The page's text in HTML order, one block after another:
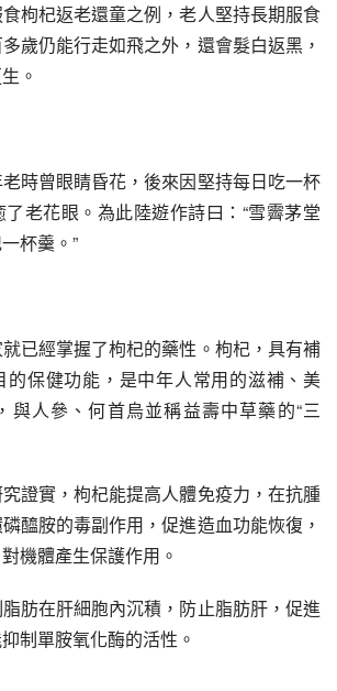
食枸杞返老還童之例，老人堅持長期服食
歲仍能行走如飛之外，還會髮白返黑，
。
時曾眼睛昏花，後來因堅持每日吃一杯
老花眼。為此陸遊作詩曰：“雪霽茅堂
杯羹。”
已經掌握了枸杞的藥性。枸杞，具有補
的保健功能，是中年人常用的滋補、美
與人參、何首烏並稱益壽中草藥的“三
證實，枸杞能提高人體免疫力，在抗腫
醯胺的毒副作用，促進造血功能恢復，
機體產生保護作用。
肪在肝細胞內沉積，防止脂肪肝，促進
制單胺氧化酶的活性。